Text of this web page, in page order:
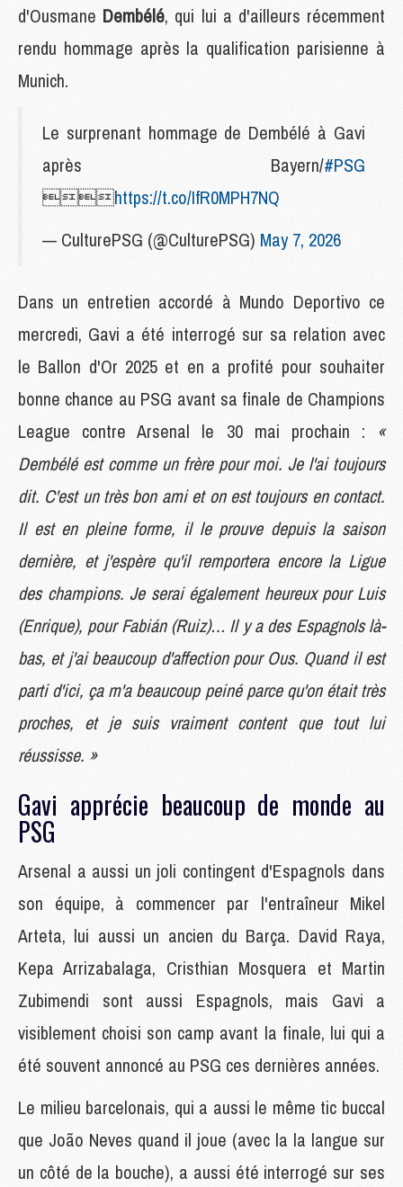
d'Ousmane Dembélé, qui lui a d'ailleurs récemment
rendu hommage après la qualification parisienne à
Munich.
Le surprenant hommage de Dembélé à Gavi
après Bayern/#PSG
https://t.co/IfR0MPH7NQ
— CulturePSG (@CulturePSG) May 7, 2026
Dans un entretien accordé à Mundo Deportivo ce
mercredi, Gavi a été interrogé sur sa relation avec
le Ballon d'Or 2025 et en a profité pour souhaiter
bonne chance au PSG avant sa finale de Champions
League contre Arsenal le 30 mai prochain : «
Dembélé est comme un frère pour moi. Je l'ai toujours
dit. C'est un très bon ami et on est toujours en contact.
Il est en pleine forme, il le prouve depuis la saison
dernière, et j'espère qu'il remportera encore la Ligue
des champions. Je serai également heureux pour Luis
(Enrique), pour Fabián (Ruiz)… Il y a des Espagnols là-
bas, et j'ai beaucoup d'affection pour Ous. Quand il est
parti d'ici, ça m'a beaucoup peiné parce qu'on était très
proches, et je suis vraiment content que tout lui
réussisse. »
Gavi apprécie beaucoup de monde au
PSG
Arsenal a aussi un joli contingent d'Espagnols dans
son équipe, à commencer par l'entraîneur Mikel
Arteta, lui aussi un ancien du Barça. David Raya,
Kepa Arrizabalaga, Cristhian Mosquera et Martin
Zubimendi sont aussi Espagnols, mais Gavi a
visiblement choisi son camp avant la finale, lui qui a
été souvent annoncé au PSG ces dernières années.
Le milieu barcelonais, qui a aussi le même tic buccal
que João Neves quand il joue (avec la la langue sur
un côté de la bouche), a aussi été interrogé sur ses